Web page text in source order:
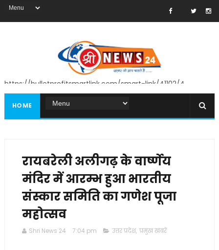
https://bulletprofitsmartlink.com/smart-link/41102/4
HOME
रायबरेली अलीगढ़ के वार्ष्णेय
मंदिर में आरम्भ हुआ भारतीय
संस्कार समिति का गणेश पूजा
महोत्सव
Shri News 24 7:04 pm उत्तर प्रदेश, प्रमुख खबरें